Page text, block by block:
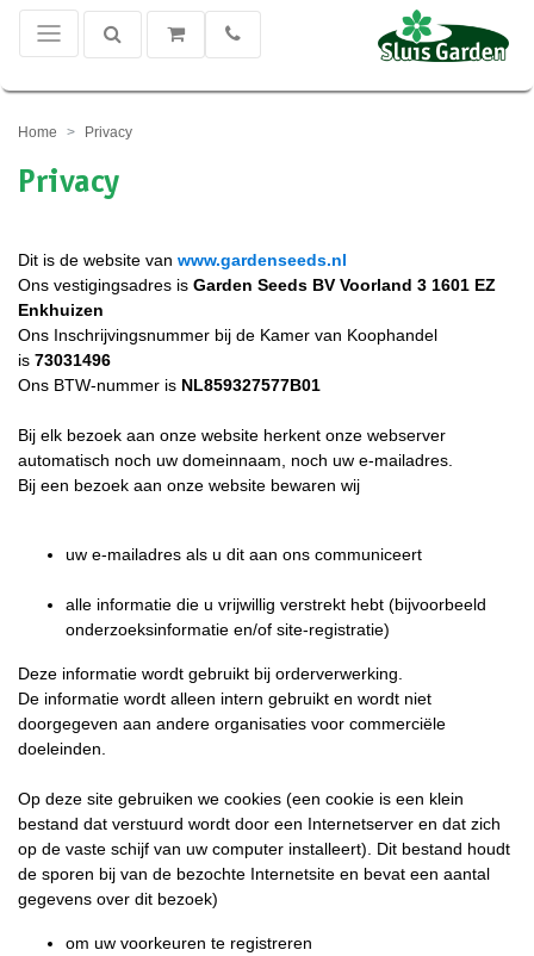
Home Privacy
Privacy
Dit is de website van www.gardenseeds.nl
Ons vestigingsadres is Garden Seeds BV Voorland 3 1601 EZ
Enkhuizen
Ons Inschrijvingsnummer bij de Kamer van Koophandel
is 73031496
Ons BTW-nummer is NL859327577B01
Bij elk bezoek aan onze website herkent onze webserver
automatisch noch uw domeinnaam, noch uw e-mailadres.
Bij een bezoek aan onze website bewaren wij
uw e-mailadres als u dit aan ons communiceert
alle informatie die u vrijwillig verstrekt hebt (bijvoorbeeld
onderzoeksinformatie en/of site-registratie)
Deze informatie wordt gebruikt bij orderverwerking.
De informatie wordt alleen intern gebruikt en wordt niet
doorgegeven aan andere organisaties voor commerciële
doeleinden.
Op deze site gebruiken we cookies (een cookie is een klein
bestand dat verstuurd wordt door een Internetserver en dat zich
op de vaste schijf van uw computer installeert). Dit bestand houdt
de sporen bij van de bezochte Internetsite en bevat een aantal
gegevens over dit bezoek)
om uw voorkeuren te registreren